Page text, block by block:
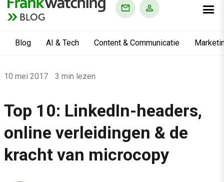
BLOG
Blog AI & Tech Content & Communicatie
›
Top 10: LinkedIn-headers, online verleidingen & de kracht van
10 mei 2017 3 min lezen
Top 10: LinkedIn-headers,
online verleidingen & de
kracht van microcopy